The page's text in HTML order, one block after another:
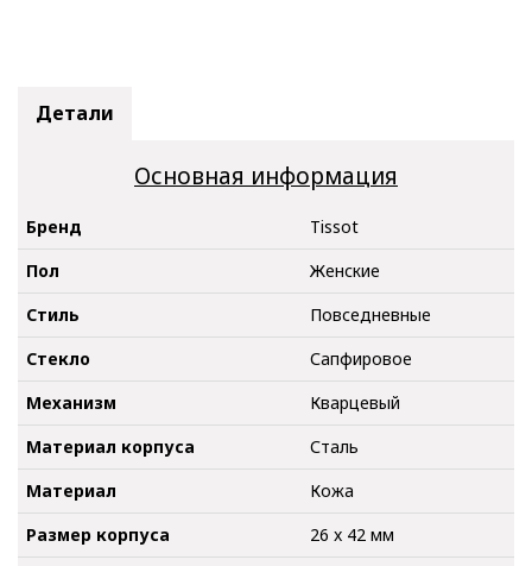
Детали
Основная информация
Бренд
Tissot
Пол
Женские
Стиль
Повседневные
Стекло
Сапфировое
Механизм
Кварцевый
Материал корпуса
Сталь
Материал
Кожа
Размер корпуса
26 x 42 мм